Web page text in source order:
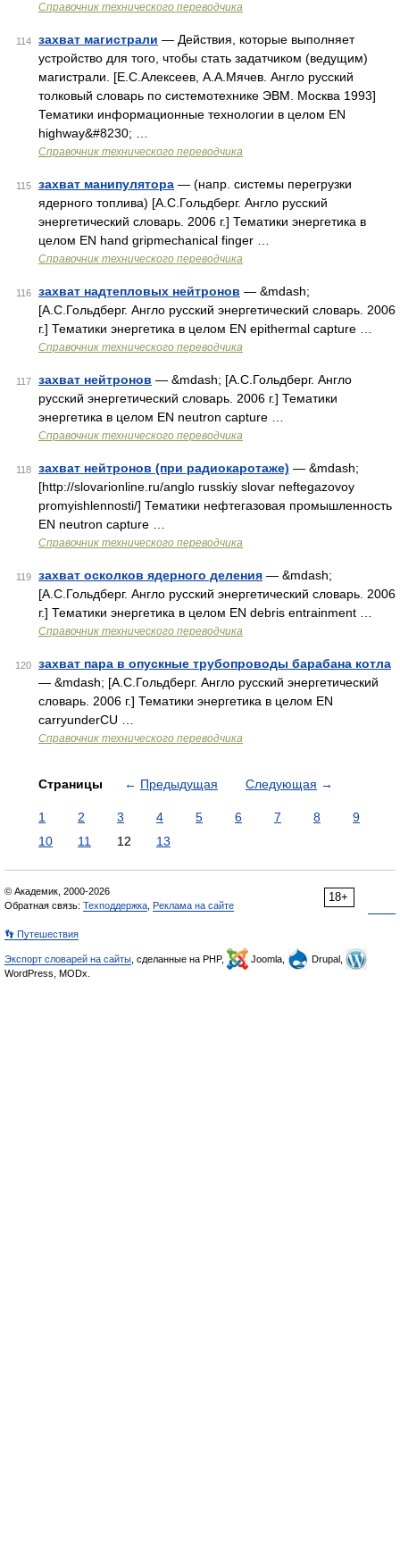
Справочник технического переводчика
114 захват магистрали — Действия, которые выполняет
устройство для того, чтобы стать задатчиком (ведущим)
магистрали. [Е.С.Алексеев, А.А.Мячев. Англо русский
толковый словарь по системотехнике ЭВМ. Москва 1993]
Тематики информационные технологии в целом EN
highway&#8230; …
Справочник технического переводчика
115 захват манипулятора — (напр. системы перегрузки
ядерного топлива) [А.С.Гольдберг. Англо русский
энергетический словарь. 2006 г.] Тематики энергетика в
целом EN hand gripmechanical finger …
Справочник технического переводчика
116 захват надтепловых нейтронов — &mdash;
[А.С.Гольдберг. Англо русский энергетический словарь. 2006
г.] Тематики энергетика в целом EN epithermal capture …
Справочник технического переводчика
117 захват нейтронов — &mdash; [А.С.Гольдберг. Англо
русский энергетический словарь. 2006 г.] Тематики
энергетика в целом EN neutron capture …
Справочник технического переводчика
118 захват нейтронов (при радиокаротаже) — &mdash;
[http://slovarionline.ru/anglo russkiy slovar neftegazovoy
promyishlennosti/] Тематики нефтегазовая промышленность
EN neutron capture …
Справочник технического переводчика
119 захват осколков ядерного деления — &mdash;
[А.С.Гольдберг. Англо русский энергетический словарь. 2006
г.] Тематики энергетика в целом EN debris entrainment …
Справочник технического переводчика
120
захват пара в опускные трубопроводы барабана котла
— &mdash; [А.С.Гольдберг. Англо русский энергетический
словарь. 2006 г.] Тематики энергетика в целом EN
carryunderCU …
Справочник технического переводчика
Страницы ← Предыдущая Следующая →
1 2 3 4 5 6 7 8
9
10
11 12 13
18+
© Академик, 2000-2026
Обратная связь: Техподдержка Реклама на сайте
👣 Путешествия
Экспорт словарей на сайты , сделанные на PHP, Joomla,
Drupal,
WordPress, MODx.